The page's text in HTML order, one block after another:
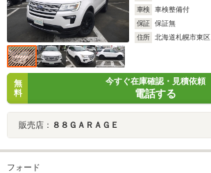
車検
車検整備付
保証
保証無
住所
北海道札幌市東区
無
料
今すぐ在庫確認・見積依頼
電話する
販売店： ８８ＧＡＲＡＧＥ
フォード